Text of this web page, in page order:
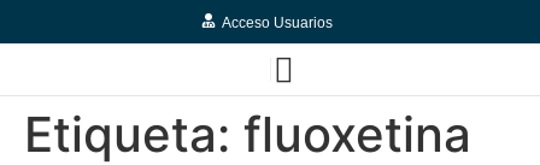
Acceso Usuarios
Etiqueta: fluoxetina